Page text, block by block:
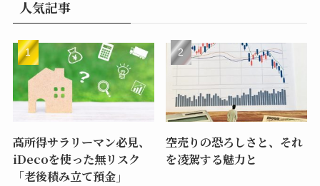
人気記事
高所得サラリーマン必見、
iDecoを使った無リスク
「老後積み立て預金」
空売りの恐ろしさと、それ
を凌駕する魅力と